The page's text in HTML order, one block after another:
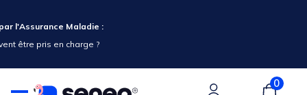
l'Assurance Maladie :
être pris en charge ?
0